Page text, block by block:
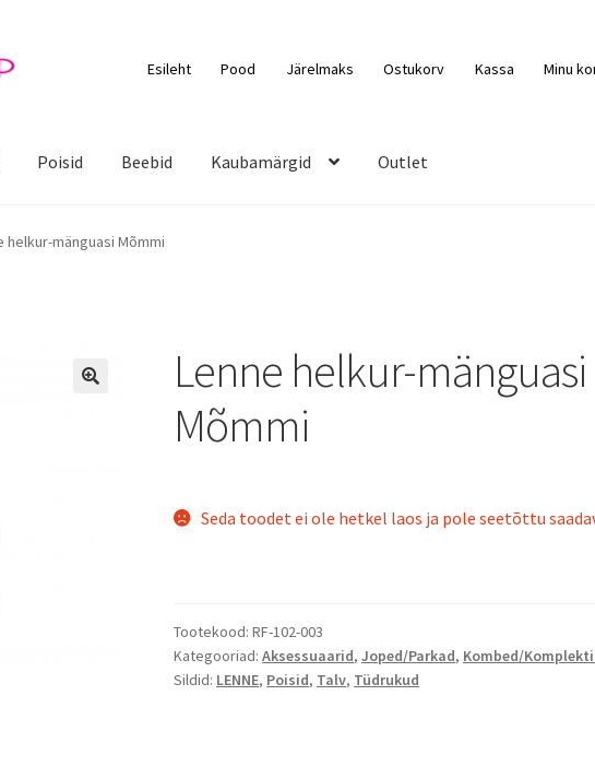
Esileht Pood Järelmaks Ostukorv Kassa Minu
Poisid Beebid Kaubamärgid Outlet
helkur-mänguasi Mõmmi
Lenne helkur-mänguasi
Mõmmi
Seda toodet ei ole hetkel laos ja pole seetõttu
Tootekood:RF-102-003
Kategooriad:Aksessuaarid,Joped/Parkad, Kombed/
Sildid: LENNE, Poisid, Talv, Tüdrukud